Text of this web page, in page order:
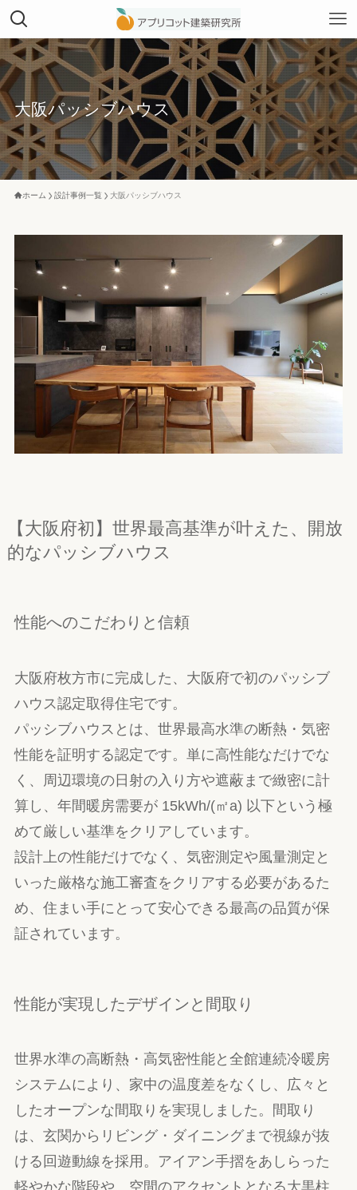
大阪パッシブハウス
ホーム 設計事例一覧 大阪パッシブハウス
【大阪府初】世界最高基準が叶えた、開放
的なパッシブハウス
性能へのこだわりと信頼
大阪府枚方市に完成した、大阪府で初のパッシブ
ハウス認定取得住宅です。
パッシブハウスとは、世界最高水準の断熱・気密
性能を証明する認定です。単に高性能なだけでな
く、周辺環境の日射の入り方や遮蔽まで緻密に計
算し、年間暖房需要が 15kWh/(㎡a) 以下という極
めて厳しい基準をクリアしています。
設計上の性能だけでなく、気密測定や風量測定と
いった厳格な施工審査をクリアする必要があるた
め、住まい手にとって安心できる最高の品質が保
証されています。
性能が実現したデザインと間取り
世界水準の高断熱・高気密性能と全館連続冷暖房
システムにより、家中の温度差をなくし、広々と
したオープンな間取りを実現しました。間取り
は、玄関からリビング・ダイニングまで視線が抜
ける回遊動線を採用。アイアン手摺をあしらった